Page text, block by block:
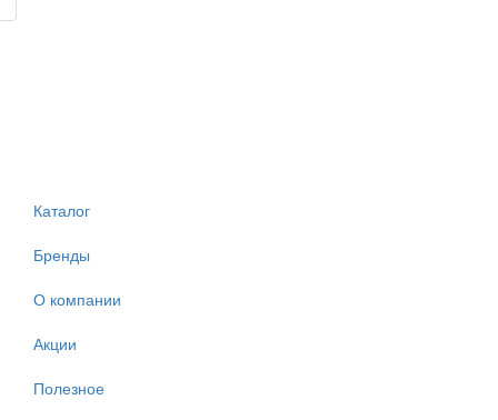
Каталог
Бренды
О компании
Акции
Полезное